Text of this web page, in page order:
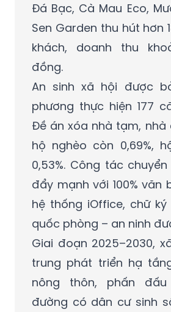
Đá Bạc, Cà Mau Eco,
Sen Garden thu hút hơn
khách, doanh thu
đồng.
An sinh xã hội được
phương thực hiện 177
Đề án xóa nhà tạm, nhà
hộ nghèo còn 0,69%,
0,53%. Công tác
đẩy mạnh với 100% văn
hệ thống iOffice, chữ ký
quốc phòng – an ninh
Giai đoạn 2025–2030,
trung phát triển hạ
nông thôn, phấn đấu
đường có dân cư sinh